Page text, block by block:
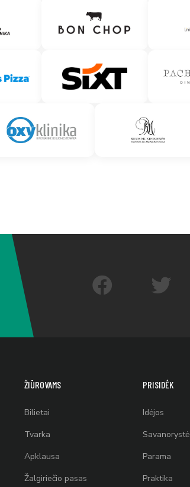
ŽIŪROVAMS
Bilietai
Tvarka
Apklausa
Žalgiriečio pasas
PRISIDĖK
Idėjos
Savanorystė
Parama
Praktika